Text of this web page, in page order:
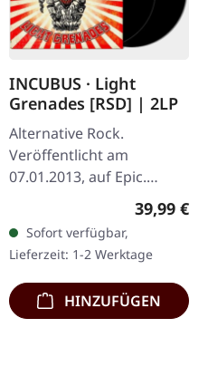
INCUBUS · Light
Grenades [RSD] | 2LP
Alternative Rock.
Veröffentlicht am
07.01.2013, auf Epic.
Exclusive Record Store
Day Black Friday release.
Numbered vinyl 2012 Epic
Incubus lieferten…
39,99 €
Sofort verfügbar,
Lieferzeit: 1-2 Werktage
HINZUFÜGEN